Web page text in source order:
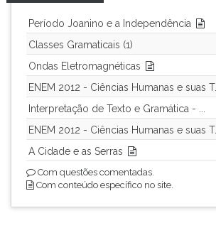
Período Joanino e a Independência
Classes Gramaticais (1)
Ondas Eletromagnéticas
ENEM 2012 - Ciências Humanas e suas T...
Interpretação de Texto e Gramática - ...
ENEM 2012 - Ciências Humanas e suas T...
A Cidade e as Serras
Com questões comentadas.
Com conteúdo específico no site.